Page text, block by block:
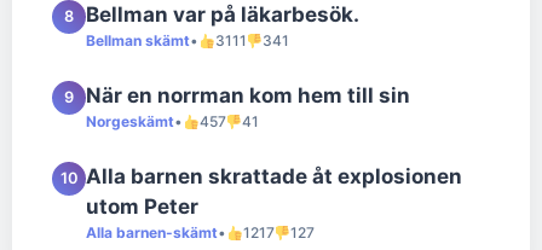
8 Bellman var på läkarbesök.
Bellman skämt• 3111 341
9 När en norrman kom hem till sin
Norgeskämt• 457 41
10 Alla barnen skrattade åt explosionen
utom Peter
Alla barnen-skämt• 1217 127